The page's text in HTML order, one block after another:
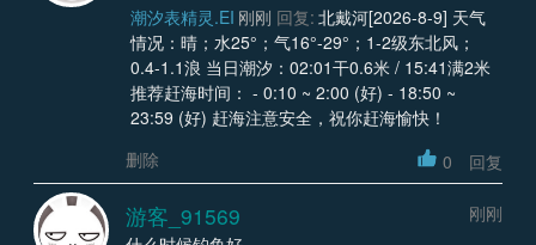
潮汐表精灵.EI 刚刚 回复: 北戴河[2026-8-9] 天气
情况：晴；水25°；气16°-29°；1-2级东北风；
0.4-1.1浪 当日潮汐：02:01干0.6米 / 15:41满2米
推荐赶海时间： - 0:10 ~ 2:00 (好) - 18:50 ~
23:59 (好) 赶海注意安全，祝你赶海愉快！
删除
0 回复
游客_91569
刚刚